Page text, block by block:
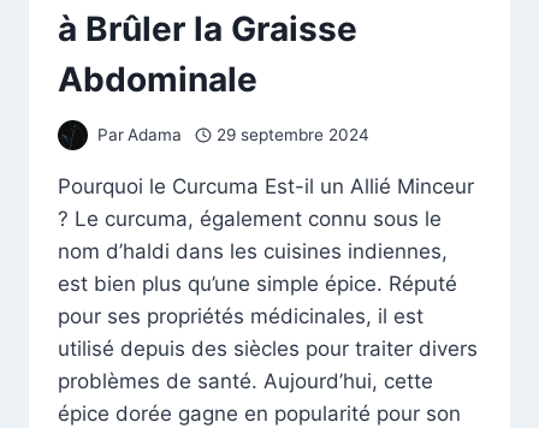
à Brûler la Graisse
Abdominale
ParAdama 29 septembre 2024
Pourquoi le Curcuma Est-il un Allié Minceur
? Le curcuma, également connu sous le
nom d’haldi dans les cuisines indiennes,
est bien plus qu’une simple épice. Réputé
pour ses propriétés médicinales, il est
utilisé depuis des siècles pour traiter divers
problèmes de santé. Aujourd’hui, cette
épice dorée gagne en popularité pour son